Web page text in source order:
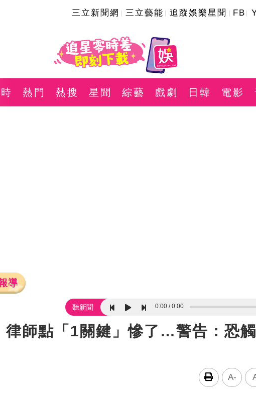
三立新聞網 三立藝能 追蹤娛樂星聞 FB
熱門 熱搜 星聞 綜藝 戲劇 日韓 電影
導
聽新聞 0:00 0:00
律師點「1關鍵」慘了…警告：恐
A-